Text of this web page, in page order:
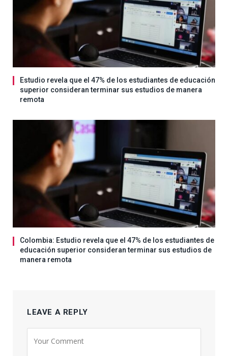
Estudio revela que el 47% de los estudiantes de educación
superior consideran terminar sus estudios de manera
remota
Colombia: Estudio revela que el 47% de los estudiantes de
educación superior consideran terminar sus estudios de
manera remota
LEAVE A REPLY